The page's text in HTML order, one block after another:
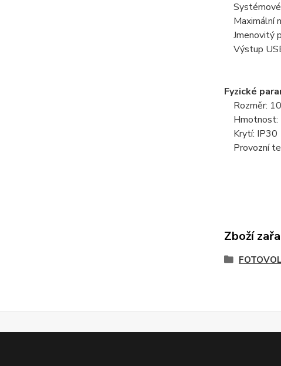
Maximální
Jmenovitý
Výstup
Fyzické
Rozměr:
Hmotnost:
Krytí: IP30
Provozní
Zboží